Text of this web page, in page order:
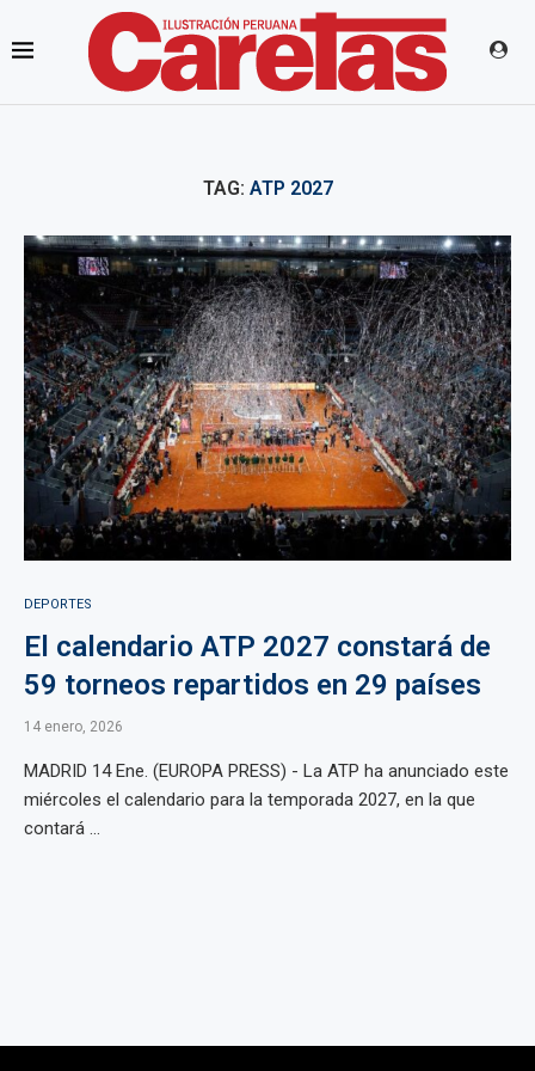
TAG: ATP 2027
DEPORTES
El calendario ATP 2027 constará de
59 torneos repartidos en 29 países
14 enero, 2026
MADRID 14 Ene. (EUROPA PRESS) - La ATP ha anunciado este
miércoles el calendario para la temporada 2027, en la que
contará ...